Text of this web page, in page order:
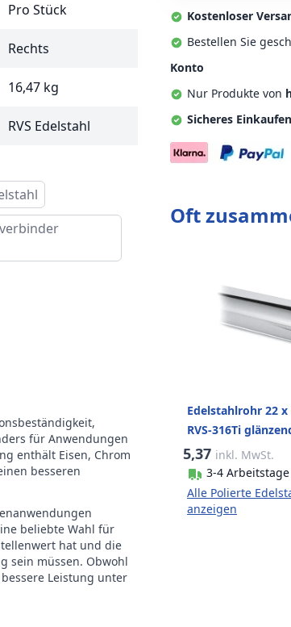
Pro Stück
Rechts
16,47 kg
RVS Edelstahl
für Anwendungen
enthält Eisen, Chrom
besseren
beliebte Wahl für
hat und die
sein müssen. Obwohl
Leistung unter
Kostenloser
Bestellen Sie
Konto
Nur Produkte von
Sicheres Einkaufen
Oft
Edelstahlrohr 22 x
RVS-316Ti
5,37 inkl. MwSt.
3-4 Arbeitstage
Alle Polierte
anzeigen